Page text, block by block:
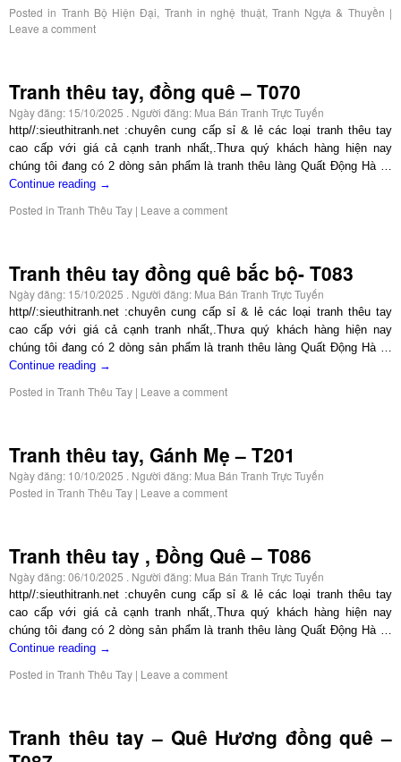
Posted in Tranh Bộ Hiện Đại, Tranh in nghệ thuật, Tranh Ngựa & Thuyền |
Leave a comment
Tranh thêu tay, đồng quê – T070
Ngày đăng: 15/10/2025 . Người đăng: Mua Bán Tranh Trực Tuyến
http//:sieuthitranh.net :chuyên cung cấp sỉ & lẻ các loại tranh thêu tay
cao cấp với giá cả cạnh tranh nhất,.Thưa quý khách hàng hiện nay
chúng tôi đang có 2 dòng sản phẩm là tranh thêu làng Quất Động Hà …
Continue reading →
Posted in Tranh Thêu Tay | Leave a comment
Tranh thêu tay đồng quê bắc bộ- T083
Ngày đăng: 15/10/2025 . Người đăng: Mua Bán Tranh Trực Tuyến
http//:sieuthitranh.net :chuyên cung cấp sỉ & lẻ các loại tranh thêu tay
cao cấp với giá cả cạnh tranh nhất,.Thưa quý khách hàng hiện nay
chúng tôi đang có 2 dòng sản phẩm là tranh thêu làng Quất Động Hà …
Continue reading →
Posted in Tranh Thêu Tay | Leave a comment
Tranh thêu tay, Gánh Mẹ – T201
Ngày đăng: 10/10/2025 . Người đăng: Mua Bán Tranh Trực Tuyến
Posted in Tranh Thêu Tay | Leave a comment
Tranh thêu tay , Đồng Quê – T086
Ngày đăng:06/10/2025 . Người đăng: Mua Bán Tranh Trực Tuyến
http//:sieuthitranh.net :chuyên cung cấp sỉ & lẻ các loại tranh thêu tay
cao cấp với giá cả cạnh tranh nhất,.Thưa quý khách hàng hiện nay
chúng tôi đang có 2 dòng sản phẩm là tranh thêu làng Quất Động Hà …
Continue reading →
Posted in Tranh Thêu Tay | Leave a comment
Tranh thêu tay – Quê Hương đồng quê –